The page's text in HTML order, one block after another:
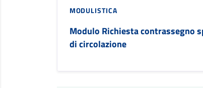
MODULISTICA
Modulo Richiesta contrassegno
di circolazione